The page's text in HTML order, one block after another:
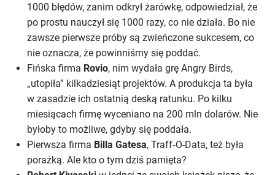
1000 błędów, zanim odkrył żarówkę, odpowiedział, że
po prostu nauczył się 1000 razy, co nie działa. Bo nie
zawsze pierwsze próby są zwieńczone sukcesem, co
nie oznacza, że powinniśmy się poddać.
Fińska firma Rovio, nim wydała grę Angry Birds,
„utopiła” kilkadziesiąt projektów. A produkcja ta była
w zasadzie ich ostatnią deską ratunku. Po kilku
miesiącach firmę wyceniano na 200 mln dolarów. Nie
byłoby to możliwe, gdyby się poddała.
Pierwsza firma Billa Gatesa, Traff‑O-Data, też była
porażką. Ale kto o tym dziś pamięta?